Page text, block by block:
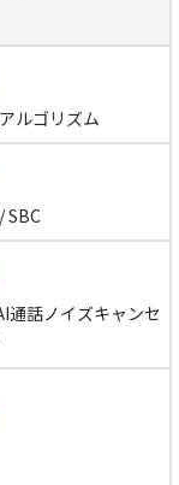
ルゴリズム
SBC
通話ノイズキャンセ